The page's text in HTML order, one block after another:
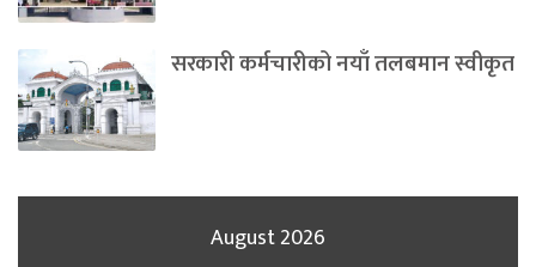
सरकारी कर्मचारीको नयाँ तलबमान स्वीकृत
August 2026